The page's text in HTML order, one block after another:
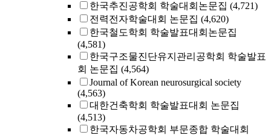
한국추진공학회 학술대회논문집 (4,721)
전력전자학술대회 논문집 (4,620)
한국철도학회 학술발표대회논문집
(4,581)
한국구조물진단유지관리공학회 학술발표
회 논문집 (4,564)
Journal of Korean neurosurgical society
(4,563)
대한건축학회 학술발표대회 논문집
(4,513)
한국자동차공학회 부문종합 학술대회